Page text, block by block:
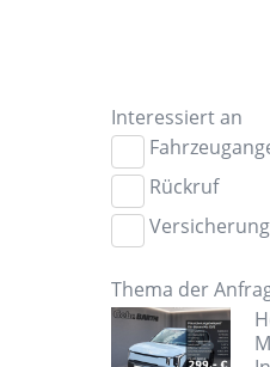
Interessiert an
Rückruf
Thema der